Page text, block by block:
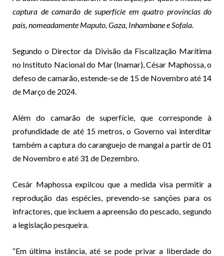
captura de camarão de superfície em quatro províncias do
país, nomeadamente Maputo, Gaza, Inhambane e Sofala.
Segundo o Director da Divisão da Fiscalização Marítima
no Instituto Nacional do Mar (Inamar), César Maphossa, o
defeso de camarão, estende-se de 15 de Novembro até 14
de Março de 2024.
Além do camarão de superfície, que corresponde à
profundidade de até 15 metros, o Governo vai interditar
também a captura do caranguejo de mangal a partir de 01
de Novembro e até 31 de Dezembro.
Cesár Maphossa expilcou que a medida visa permitir a
reprodução das espécies, prevendo-se sanções para os
infractores, que incluem a apreensão do pescado, segundo
a legislação pesqueira.
“Em última instância, até se pode privar a liberdade do